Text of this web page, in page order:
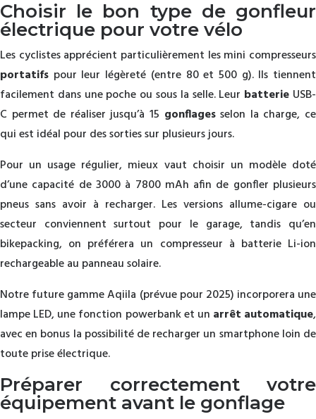
Choisir le bon type de gonfleur
électrique pour votre vélo
Les cyclistes apprécient particulièrement les mini compresseurs
portatifs pour leur légèreté (entre 80 et 500 g). Ils tiennent
facilement dans une poche ou sous la selle. Leur batterie USB-
C permet de réaliser jusqu’à 15 gonflagesselon la charge, ce
qui est idéal pour des sorties sur plusieurs jours.
Pour un usage régulier, mieux vaut choisir un modèle doté
d’une capacité de 3000 à 7800 mAh afin de gonfler plusieurs
pneus sans avoir à recharger. Les versions allume-cigare ou
secteur conviennent surtout pour le garage, tandis qu’en
bikepacking, on préférera un compresseur à batterie Li-ion
rechargeable au panneau solaire.
Notre future gamme Aqiila (prévue pour 2025) incorporera une
lampe LED, une fonction powerbank et un arrêt automatique,
avec en bonus la possibilité de recharger un smartphone loin de
toute prise électrique.
Préparer correctement votre
équipement avant le gonflage